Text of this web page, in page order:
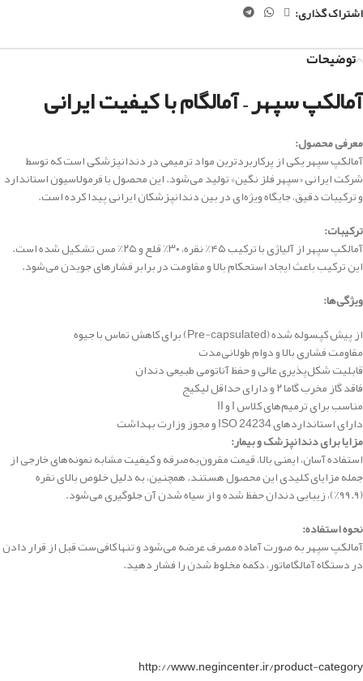
اشتراک گذاری:
توضیحات
آمالکپ سپهر – آمالگام با کیفیت ایرانی
معرفی محصول:
آمالکپ سپهر یکی از پرکاربردترین مواد ترمیمی در دندانپزشکی است که توسط
شرکت ایرانی «سپهر فلز نگین» تولید می‌شود. این محصول با فرمولاسیون استاندارد
و ترکیبات دقیق، جایگاه ویژه‌ای در بین دندانپزشکان ایرانی پیدا کرده است.
ترکیبات:
آمالکپ سپهر از آلیاژی با ترکیب ۴۵٪ نقره، ۳۰٪ قلع و ۲۵٪ مس تشکیل شده است.
این ترکیب باعث ایجاد استحکام بالا و مقاومت در برابر فشارهای جویدن می‌شود.
ویژگی‌ها:
از پیش کپسوله شده (Pre-capsulated) برای کاهش تماس با جیوه
مقاومت فشاری بالا و دوام طولانی‌مدت
قابلیت شکل‌پذیری عالی و حفظ آناتومی طبیعی دندان
فاقد گاز مخرب گاما ۲ و دارای حداقل لیکیج
مناسب برای ترمیم‌های کلاس I و II
دارای استانداردهای ISO 24234 و مجوز وزارت بهداشت
مزایا برای دندانپزشک و بیمار:
استفاده آسان، ایمنی بالا، قیمت مقرون‌به‌صرفه و کیفیت مشابه نمونه‌های خارجی از
جمله مزایای کلیدی این محصول هستند. همچنین، به دلیل خلوص بالای نقره
(۹۹.۹٪)، زیبایی دندان حفظ شده و از سیاه شدن آن جلوگیری می‌شود.
نحوه استفاده:
آمالکپ سپهر به صورت آماده مصرف عرضه می‌شود و تنها کافی‌ست قبل از قرار دادن
در دستگاه آمالگاماتور، دکمه مخلوط شدن را فشار دهید.
http://www.negincenter.ir/product-category